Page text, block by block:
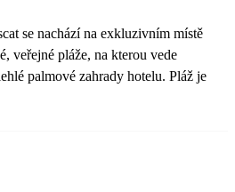
se nachází na exkluzivním místě
veřejné pláže, na kterou vede
palmové zahrady hotelu. Pláž je